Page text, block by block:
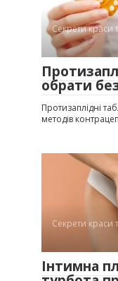
Секрети краси
обрати
Протизаплідні
методів
Секрети краси
Інтимна